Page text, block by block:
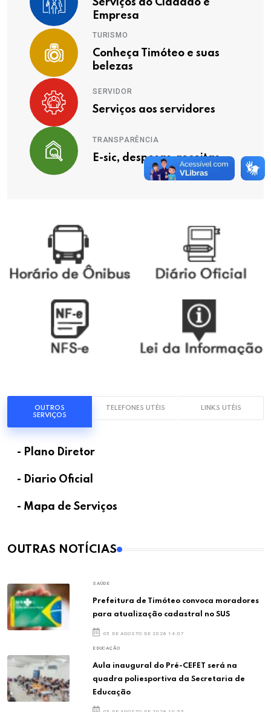
Serviços ao Cidadão e
Empresa
TURISMO
Conheça Timóteo e suas
belezas
SERVIDOR
Serviços aos servidores
TRANSPARÊNCIA
E-sic, despesas, receitas ...
OUTROS
SERVIÇOS
TELEFONES UTÉIS LINKS UTÉIS
- Plano Diretor
- Diario Oficial
- Mapa de Serviços
OUTRAS NOTÍCIAS
SAÚDE
Prefeitura de Timóteo convoca moradores
para atualização cadastral no SUS
05 DE AGOSTO DE 2026 14:07
EDUCAÇÃO
Aula inaugural do Pré-CEFET será na
quadra poliesportiva da Secretaria de
Educação